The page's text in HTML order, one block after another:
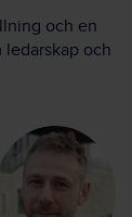
och en
och